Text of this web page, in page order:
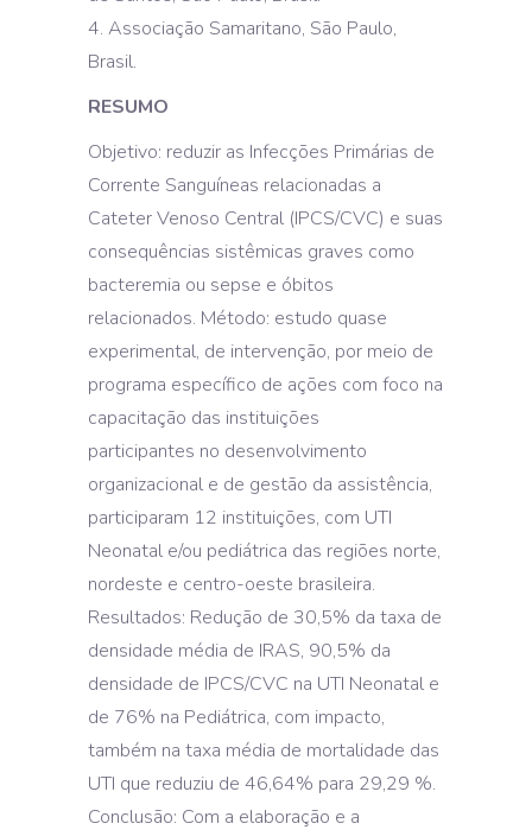
4. Associação Samaritano, São Paulo,
Brasil.
RESUMO
Objetivo: reduzir as Infecções Primárias de
Corrente Sanguíneas relacionadas a
Cateter Venoso Central (IPCS/CVC) e suas
consequências sistêmicas graves como
bacteremia ou sepse e óbitos
relacionados. Método: estudo quase
experimental, de intervenção, por meio de
programa específico de ações com foco na
capacitação das instituições
participantes no desenvolvimento
organizacional e de gestão da assistência,
participaram 12 instituições, com UTI
Neonatal e/ou pediátrica das regiões norte,
nordeste e centro-oeste brasileira.
Resultados: Redução de 30,5% da taxa de
densidade média de IRAS, 90,5% da
densidade de IPCS/CVC na UTI Neonatal e
de 76% na Pediátrica, com impacto,
também na taxa média de mortalidade das
UTI que reduziu de 46,64% para 29,29 %.
Conclusão: Com a elaboração e a